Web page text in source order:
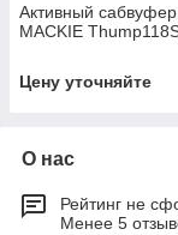
Активный сабвуфер
MACKIE
Цену уточняйте
О нас
Рейтинг не
Менее 5